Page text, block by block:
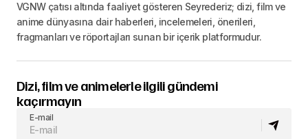
VGNW çatısı altında faaliyet gösteren Seyrederiz; dizi, film ve
anime dünyasına dair haberleri, incelemeleri, önerileri,
fragmanları ve röportajları sunan bir içerik platformudur.
Dizi, film ve animelerle ilgili gündemi
kaçırmayın
E-mail